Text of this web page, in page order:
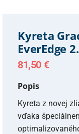
Kyreta
EverEdge
81,50 €
Popis
Kyreta z novej
vďaka